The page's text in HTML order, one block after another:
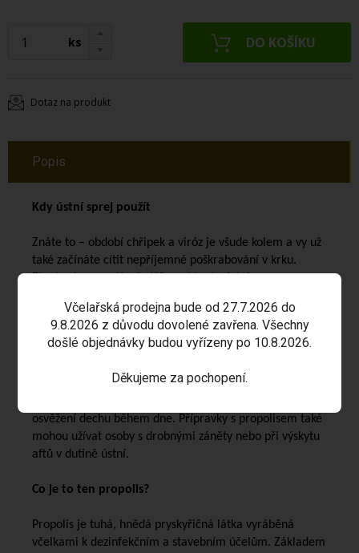
ks
Dotaz na produkt
Popis
Kdy ústní sprej použít
Znáte to – období chřipek a viróz je všude kolem a vy už
také začínáte cítit nepříjemné poškrabování v krku.
tak pomůže zahnat první příznaky toho, že „na vás něco
leze“. Včelám pro ochranu úlu před bakteriemi a
plísněmi slouží už miliony let!
Ústní sprej můžete také nosit v kabelce nebo kufříku a
osvěžení dechu během dne. Přípravky s propolisem také
mohou užívat osoby s drobnými záněty nebo při výskytu
aftů v dutině ústní.
Co je to ten propolis?
Propolis je tuhá, hnědá pryskyřičná látka vyráběná
včelkami k dezinfekčním a stavebním účelům. Základem
Včelařská prodejna bude od 27.7.2026 do
9.8.2026 z důvodu dovolené zavřena. Všechny
došlé objednávky budou vyřízeny po 10.8.2026.
Děkujeme za pochopení.